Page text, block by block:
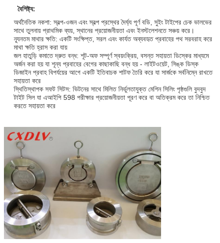
বৈশিষ্ট্য:
অর্থনৈতিক নকশা: স্বল্প-ওজন এবং স্বল্প প্রস্থের দৈর্ঘ্য পূর্ণ বডি, সুইং টাইপের চেক ভালভের
সাথে তুলনায় প্রাথমিক ব্যয়, স্থানের প্রয়োজনীয়তা এবং ইনস্টলেশনতে সঞ্চয় করে।
ন্যূনতম মাথার ক্ষতি: একটি সংক্ষিপ্ত, সরল এবং কার্যত অব্যবহৃত প্রবাহের পথ সরবরাহ করে
মাথা ক্ষতি হ্রাস করা যায়
জল হাতুড়ি কমাতে দ্রুত বন্ধ: শূট-অফ সম্পূর্ণ স্বয়ংক্রিয়, বসন্ত সহায়তা ডিস্কের মাধ্যমে
অর্জন করা হয় যা শূন্য প্রবাহের বেগের কাছাকাছি বন্ধ হয় - লাইটওয়েট, সিঙ্ক ডিস্ক
ডিজাইন প্রবাহ বিপর্যয়ের আগে একটি ইতিবাচক শাটফ তৈরি করে যা সার্জকে সর্বনিম্নে রাখতে
সহায়তা করে
স্থিতিস্থাপক সফট সিটস: ভিটনের সাথে মিলিত নির্ভুলতাযুক্ত মেশিন সিলিং পৃষ্ঠগুলি বুদবুদ
টাইট সিল যা এআইপি 598 পরীক্ষার প্রয়োজনীয়তা পূরণ করে বা অতিক্রম করে তা নিশ্চিত
করতে সহায়তা করে